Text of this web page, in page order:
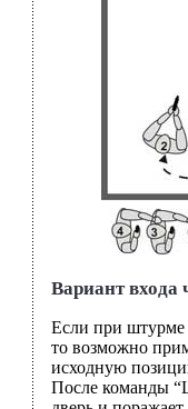
Вариант входа
Если при штурме
то возможно
исходную
После команды